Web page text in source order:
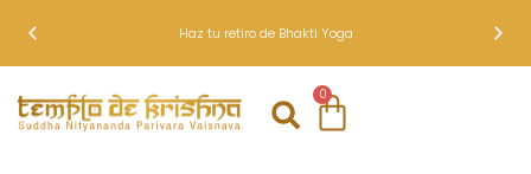
Haz tu retiro de Bhakti Yoga
0